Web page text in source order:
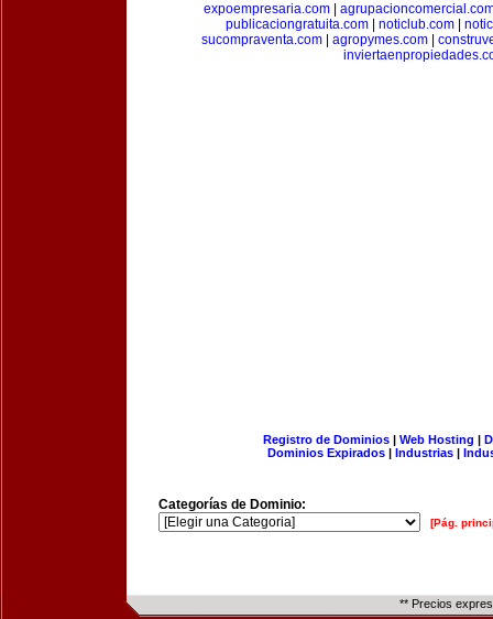
expoempresaria.com|
publicaciongratuita.com| noticlub.com|
sucompraventa.com
agropymes.com
Registro de Dominios| Web Hosting |
Dominios Expirados | Industrias |
Categorías de Dominio:
[Pág.
** Precios